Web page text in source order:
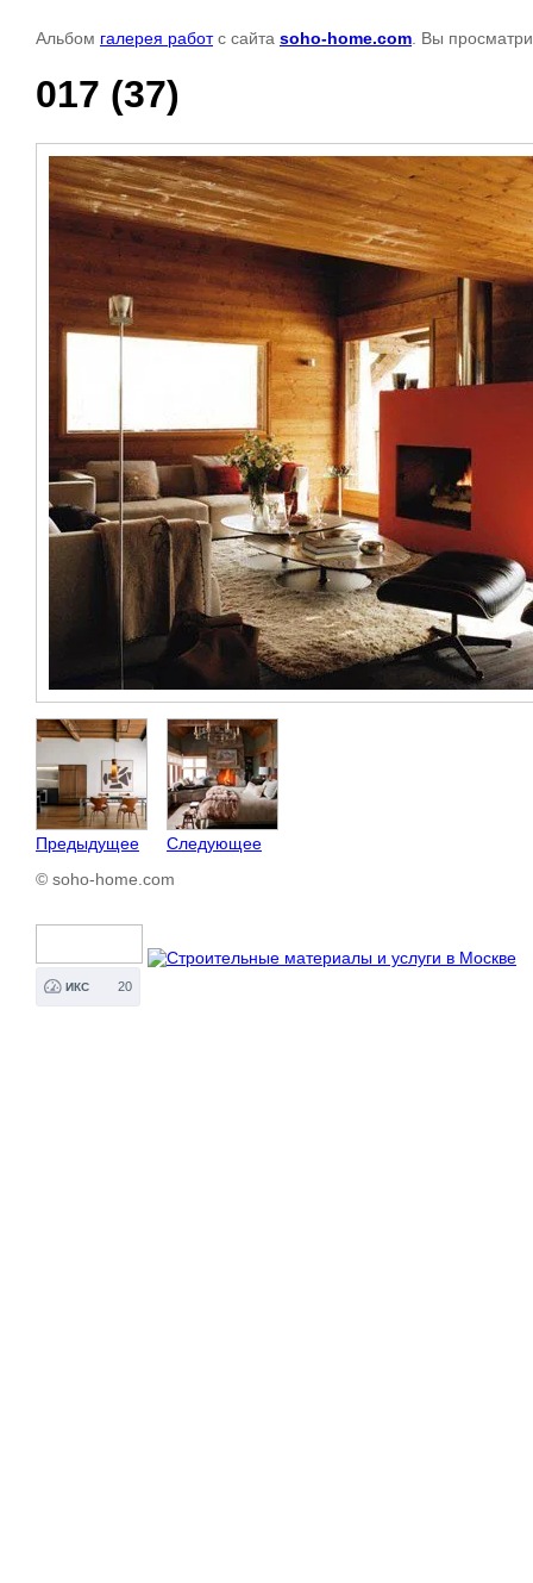
Альбом галерея работс сайта soho-home.com . Вы
017 (37)
Предыдущее
Следующее
© soho-home.com
ИКС 20